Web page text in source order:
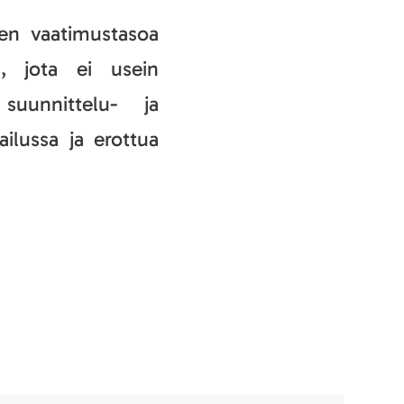
vaatimustasoa
jota ei usein
ja
ja erottua